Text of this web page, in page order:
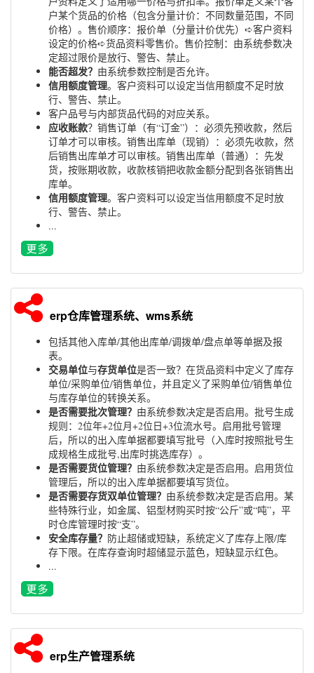
户某个货品的价格（包含分量计价：不同数量范围，不同
价格）。售价顺序：报价单（分量计价优先）➪客户资料
设定的价格➪货品资料零售价。售价控制：由系统参数决
定超过限价是放行、警告、禁止。
能否超发？ 由系统参数控制是否允许。
信用额度管理。客户资料可以设定当信用额度不足时放
行、警告、禁止。
客户品号与内部货品代码的对应关系。
应收账款？销售订单（有“订金”）：必须先预收款，然后
订单才可以审核。销售出库单（现销）：必须先收款，然
后销售出库单才可以审核。销售出库单（普通）：先发
货，按账期收款，收款核销把收款金额分配到各张销售出
库单。
信用额度管理。客户资料可以设定当信用额度不足时放
行、警告、禁止。
...
erp仓库管理系统、wms系统
包括其他入库单/其他出库单/调拨单/盘点单等单据及报
表。
交易单位与存货单位是否一致？在货品资料中定义了库存
单位/采购单位/销售单位，并且定义了采购单位/销售单位
与库存单位的转换关系。
是否需要批次管理？ 由系统参数决定是否启用。批号生成
规则：2位年+2位月+2位日+3位流水号。启用批号管理
后，所以的出入库单据都要填写批号（入库时按照批号生
成规格生成批号,出库时挑选库存）。
是否需要货位管理？ 由系统参数决定是否启用。启用货位
管理后，所以的出入库单据都要填写货位。
是否需要存货双单位管理？ 由系统参数决定是否启用。某
些特殊行业，如金属、铝型材购买时按“公斤”或“吨”，平
时仓库管理时按“支”。
安全库存量？ 防止超储或短缺，系统定义了库存上限/库
存下限。在库存查询时超储显示蓝色，短缺显示红色。
...
erp生产管理系统